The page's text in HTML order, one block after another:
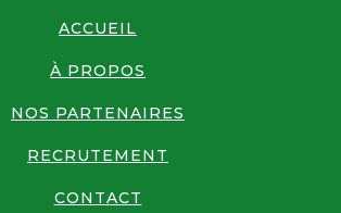
ACCUEIL
À PROPOS
NOS PARTENAIRES
RECRUTEMENT
CONTACT